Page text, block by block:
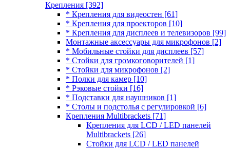
Крепления [392]
* Крепления для видеостен [61]
* Крепления для проекторов [10]
* Крепления для дисплеев и телевизоров [99]
Монтажные аксессуары для микрофонов [2]
* Мобильные стойки для дисплеев [57]
* Стойки для громкоговорителей [1]
* Стойки для микрофонов [2]
* Полки для камер [10]
* Рэковые стойки [16]
* Подставки для наушников [1]
* Столы и подстолья с регулировкой [6]
Крепления Multibrackets [71]
Крепления для LCD / LED панелей
Multibrackets [26]
Стойки для LCD / LED панелей